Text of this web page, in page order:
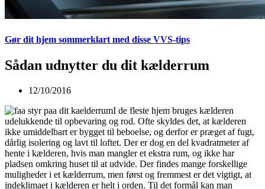
Gør dit hjem sommerklart med disse VVS-tips
Sådan udnytter du dit kælderrum
12/10/2016
I de fleste hjem bruges kælderen
udelukkende til opbevaring og rod. Ofte skyldes det, at kælderen
ikke umiddelbart er bygget til beboelse, og derfor er præget af fugt,
dårlig isolering og lavt til loftet. Der er dog en del kvadratmeter af
hente i kælderen, hvis man mangler et ekstra rum, og ikke har
pladsen omkring huset til at udvide. Der findes mange forskellige
muligheder i et kælderrum, men først og fremmest er det vigtigt, at
indeklimaet i kælderen er helt i orden. Til det formål kan man